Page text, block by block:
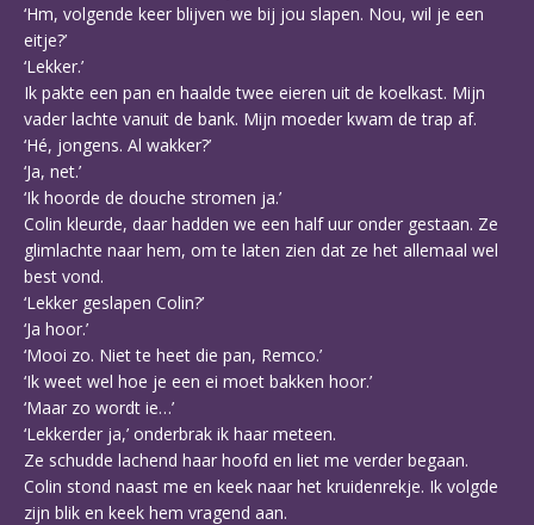
‘Hm, volgende keer blijven we bij jou slapen. Nou, wil je een
eitje?’
‘Lekker.’
Ik pakte een pan en haalde twee eieren uit de koelkast. Mijn
vader lachte vanuit de bank. Mijn moeder kwam de trap af.
‘Hé, jongens. Al wakker?’
‘Ja, net.’
‘Ik hoorde de douche stromen ja.’
Colin kleurde, daar hadden we een half uur onder gestaan. Ze
glimlachte naar hem, om te laten zien dat ze het allemaal wel
best vond.
‘Lekker geslapen Colin?’
‘Ja hoor.’
‘Mooi zo. Niet te heet die pan, Remco.’
‘Ik weet wel hoe je een ei moet bakken hoor.’
‘Maar zo wordt ie…’
‘Lekkerder ja,’ onderbrak ik haar meteen.
Ze schudde lachend haar hoofd en liet me verder begaan.
Colin stond naast me en keek naar het kruidenrekje. Ik volgde
zijn blik en keek hem vragend aan.